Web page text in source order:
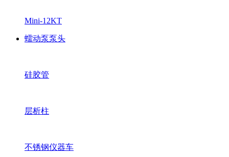
Mini-12KT
蠕动泵泵头
硅胶管
层析柱
不锈钢仪器车